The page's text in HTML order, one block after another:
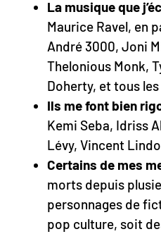
La musique que
Maurice Ravel, en
André 3000, Joni
Thelonious Monk,
Doherty, et tous
Ils me font bien
Kemi Seba, Idriss
Lévy, Vincent
Certains de mes
morts depuis
personnages de
pop culture, soit